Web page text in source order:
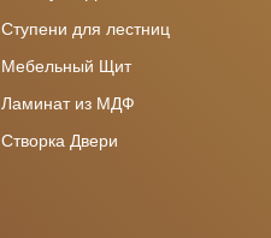
Ступени для лестниц
Мебельный Щит
Ламинат из МДФ
Створка Двери